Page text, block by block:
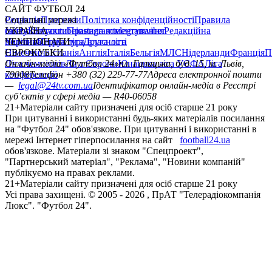
САЙТ ФУТБОЛ 24
РедакціяПрогнозиПолітика конфіденційностіПравила
сайтуКонтактиПравила коментуванняРедакційна
політикаСтруктура власності
Соціальні мережі
facebookxyoutubeinstagramtelegramviber
УКРАЇНА
УкраїнаПерша лігаДруга ліга
ЧЕМПІОНАТИ
НімеччинаІспаніяАнгліяІталіяБельгіяМЛСНідерландиФранція
ЄВРОКУБКИ
Ліга чемпіонівЛіга ЄвропиЮнацька ліга УЄФАЛіга
конференцій
Онлайн-медіа «Футбол 24»пл. Галицька, буд. 15, м. Львів,
79008Телефон +380 (32) 229-77-77Адреса електронної пошти
— legal@24tv.com.uaІдентифікатор онлайн-медіа в Реєстрі
суб’єктів у сфері медіа — R40-06058
21+Матеріали сайту призначені для осіб старше 21 року
При цитуванні і використанні будь-яких матеріалів посилання
на "Футбол 24" обов'язкове. При цитуванні і використанні в
мережі Інтернет гіперпосилання на сайт
football24.ua
обов'язкове. Матеріали зі знаком "Спецпроект",
"Партнерський матеріал", "Реклама", "Новини компаній"
публікуємо на правах реклами.
21+Матеріали сайту призначені для осіб старше 21 року
Усi права захищенi. © 2005 - 2026 , ПрАТ "Телерадіокомпанія
Люкс". "Футбол 24".